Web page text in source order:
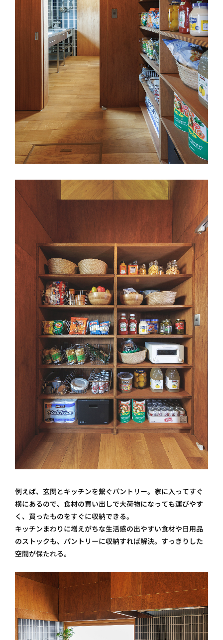
例えば、玄関とキッチンを繋ぐパントリー。家に入ってすぐ
横にあるので、食材の買い出しで大荷物になっても運びやす
く、買ったものをすぐに収納できる。
キッチンまわりに増えがちな生活感の出やすい食材や日用品
のストックも、パントリーに収納すれば解決。すっきりした
空間が保たれる。